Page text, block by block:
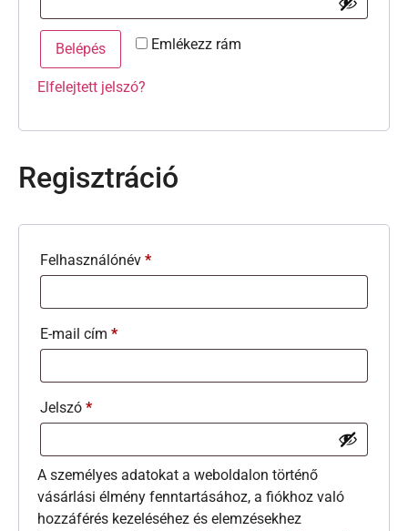
Emlékezz rám
Belépés
Elfelejtett jelszó?
Regisztráció
Felhasználónév *
E-mail cím *
Jelszó *
A személyes adatokat a weboldalon történő
vásárlási élmény fenntartásához, a fiókhoz való
hozzáférés kezeléséhez és elemzésekhez